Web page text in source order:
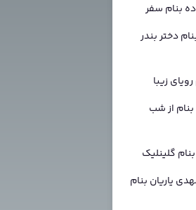
بنام سفر
دختر بندر
زیبا
از شب
گلینلیک
یاریان بنام